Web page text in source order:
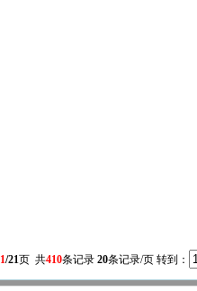
1/21页 共410条记录 20条记录/页 转到：